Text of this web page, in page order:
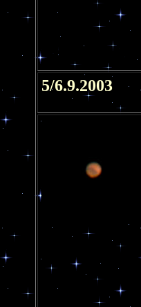
5/6.9.2003